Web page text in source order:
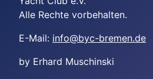
Alle Rechte vorbehalten.
E-Mail: info@byc-bremen.de
by Erhard Muschinski